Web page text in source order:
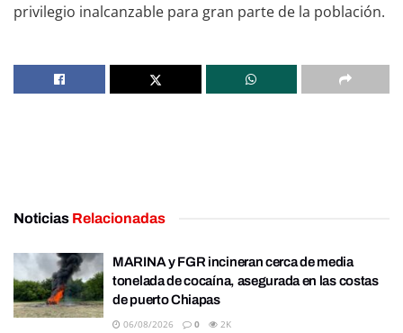
privilegio inalcanzable para gran parte de la población.
Noticias Relacionadas
MARINA y FGR incineran cerca de media
tonelada de cocaína, asegurada en las costas
de puerto Chiapas
06/08/2026 0 2K